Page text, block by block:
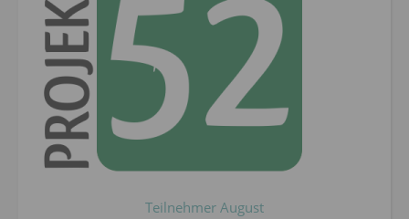
Teilnehmer August